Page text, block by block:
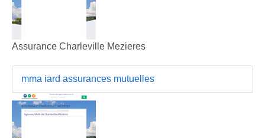
Assurance Charleville Mezieres
mma iard assurances mutuelles